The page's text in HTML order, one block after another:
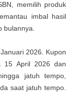
memilih produk
imbal hasil
bulannya.
2026. Kupon
15 April 2026 dan
jatuh tempo,
saat jatuh tempo.